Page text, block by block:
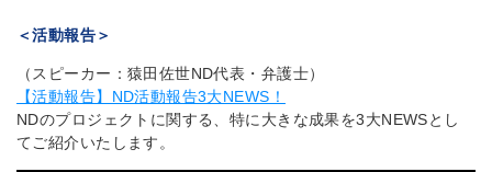
＜活動報告＞
（スピーカー：猿田佐世ND代表・弁護士）
【活動報告】ND活動報告3大NEWS！
NDのプロジェクトに関する、特に大きな成果を3大NEWSとし
てご紹介いたします。